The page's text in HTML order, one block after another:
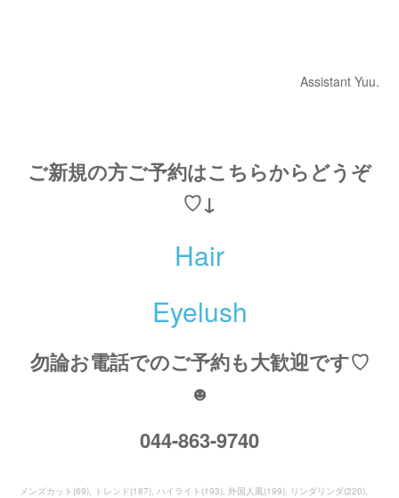
Assistant Yuu.
ご新規の方ご予約はこちらからどうぞ
♡↓
Hair
Eyelush
勿論お電話でのご予約も大歓迎です♡
☻
044-863-9740
メンズカット (69) トレンド(187) ハイライト (193) 外国人風 (199) リンダリンダ(220)